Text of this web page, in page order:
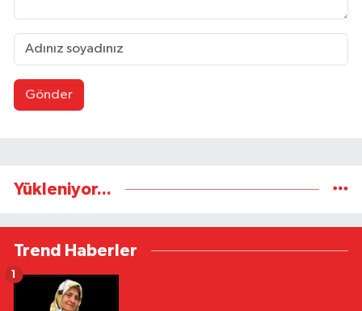
Gönder
Yükleniyor...
Trend Haberler
1